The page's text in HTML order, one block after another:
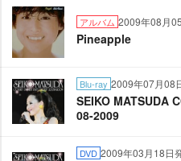
アルバム 2009年08月
Pineapple
Blu-ray 2009年07月08
SEIKO MATSUDA
08-2009
DVD 2009年03月18日